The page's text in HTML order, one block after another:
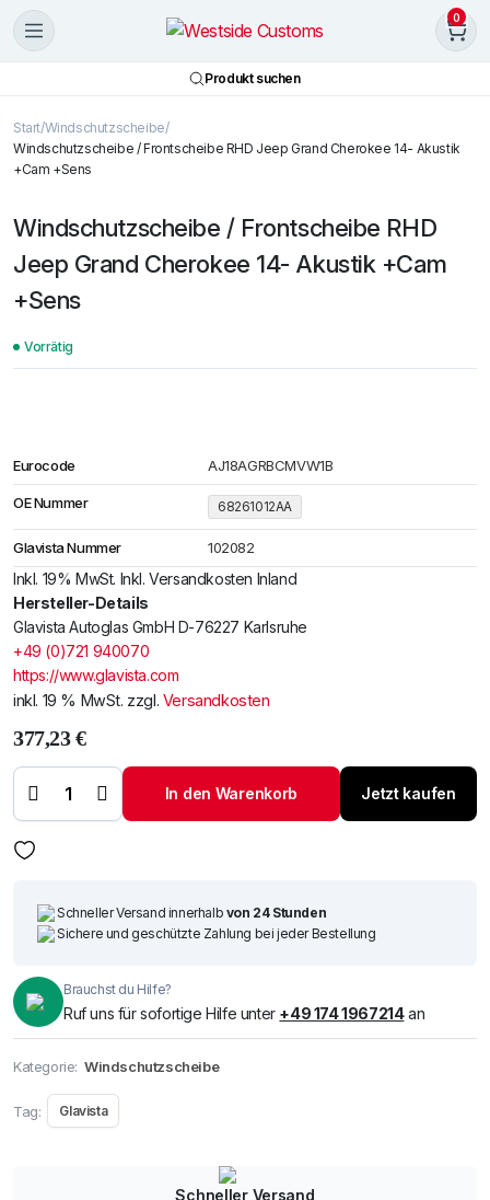
0
Produkt suchen
Start Windschutzscheibe
Windschutzscheibe / Frontscheibe RHD Jeep Grand Cherokee 14- Akustik
+Cam +Sens
Windschutzscheibe / Frontscheibe RHD
Jeep Grand Cherokee 14- Akustik +Cam
+Sens
Vorrätig
Eurocode AJ18AGRBCMVW1B
OE Nummer 68261012AA
Glavista Nummer 102082
Inkl. 19% MwSt. Inkl. Versandkosten Inland
Hersteller-Details
Glavista Autoglas GmbH D-76227 Karlsruhe
+49 (0)721 940070
https://www.glavista.com
inkl. 19 % MwSt. zzgl. Versandkosten
377,23€
Windschutzscheibe
/ Frontscheibe RHD
Jeep Grand
Cherokee 14-
Akustik +Cam
In den Warenkorb Jetzt kaufen
Schneller Versand innerhalb von 24 Stunden
Sichere und geschützte Zahlung bei jeder Bestellung
Brauchst du Hilfe?
Ruf uns für sofortige Hilfe unter +49 174 1967214an
Kategorie: Windschutzscheibe
Tag: Glavista
Schneller Versand